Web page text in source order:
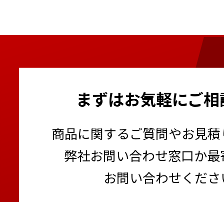
まずはお気軽にご
商品に関するご質問やお見
弊社お問い合わせ窓口か
お問い合わせくだ